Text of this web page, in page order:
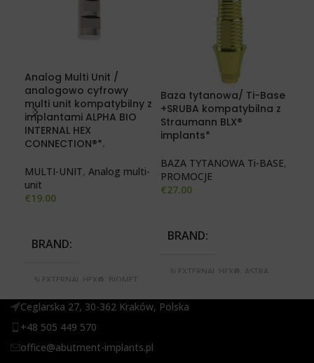
Analog Multi Unit /
analogowo cyfrowy
multi unit kompatybilny z
implantami ALPHA BIO
INTERNAL HEX
CONNECTION®*.
MULTI-UNIT, Analog multi-
unit
€19.00
BRAND
3i EXTERNAL HEX®, BIOMET
SKY®, MEGAGEN ANYONE®,
MEGAGEN ANYRIDGE
SERIES®, MIS SEVEN®,
NOBEL ACTIVE®, NOBEL
REPLACE SELECT®,
STRAUMANN BONE LEVEL®,
Baza tytanowa/ Ti-Base
+SRUBA kompatybilna z
Straumann BLX®
implants*
BAZA TYTANOWA Ti-BASE,
PROMOCJE
€27.00
BRAND
3i EXTERNAL HEX®, ASTRA
SKY®, IMPLANTIUM
DENTIUM®, MEGAGEN
Ceglarska 27, 30-362 Kraków, Polska
+48 505 449 570
office@abutment-implants.pl